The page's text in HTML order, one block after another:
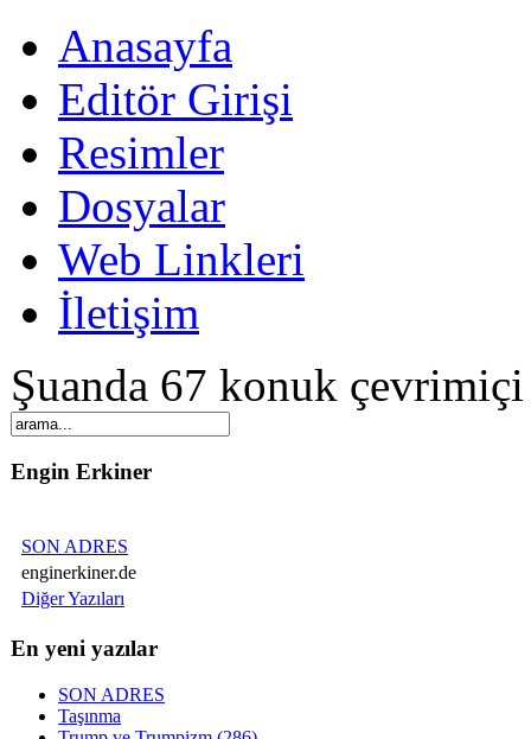
Anasayfa
Editör Girişi
Resimler
Dosyalar
Web Linkleri
İletişim
Şuanda 67 konuk çevrimiçi
Engin Erkiner
SON ADRES
enginerkiner.de
Diğer Yazıları
En yeni yazılar
SON ADRES
Taşınma